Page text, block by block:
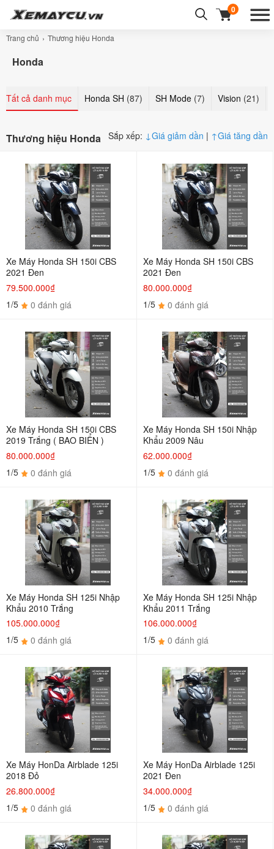
0
Trang chủ Thương hiệu Honda
Honda
Tất cả danh mục Honda SH (87) SH Mode (7) Vision (21)
Thương hiệu Honda Sắp xếp: ↓Giá giảm dần | ↑Giá tăng dần
Xe Máy Honda SH 150i CBS
2021 Đen
79.500.000₫
1/5
0 đánh giá
Xe Máy Honda SH 150i CBS
2021 Đen
80.000.000₫
1/5
0 đánh giá
Xe Máy Honda SH 150i CBS
2019 Trắng ( BAO BIỂN )
80.000.000₫
1/5
0 đánh giá
Xe Máy Honda SH 150i Nhập
Khẩu 2009 Nâu
62.000.000₫
1/5
0 đánh giá
Xe Máy Honda SH 125i Nhập
Khẩu 2010 Trắng
105.000.000₫
1/5
0 đánh giá
Xe Máy Honda SH 125i Nhập
Khẩu 2011 Trắng
106.000.000₫
1/5
0 đánh giá
Xe Máy HonDa Airblade 125i
2018 Đỏ
26.800.000₫
1/5
0 đánh giá
Xe Máy HonDa Airblade 125i
2021 Đen
34.000.000₫
1/5
0 đánh giá